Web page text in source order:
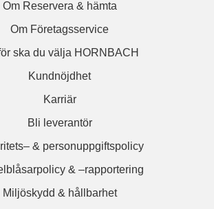
Om Reservera & hämta
Om Företagsservice
ska du välja HORNBACH
Kundnöjdhet
Karriär
Bli leverantör
& personuppgiftspolicy
& –rapportering
Miljöskydd & hållbarhet